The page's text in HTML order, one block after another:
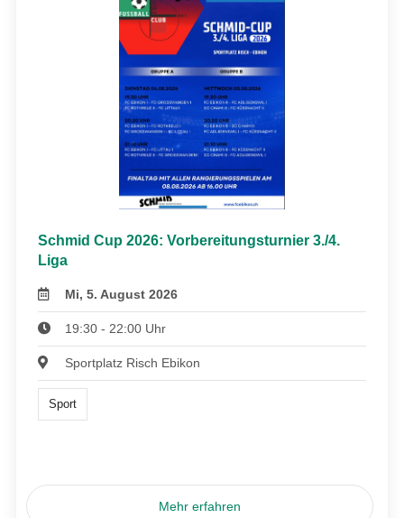
Schmid Cup 2026: Vorbereitungsturnier 3./4.
Liga
Mi, 5. August 2026
19:30 - 22:00 Uhr
Sportplatz Risch Ebikon
Sport
Mehr erfahren